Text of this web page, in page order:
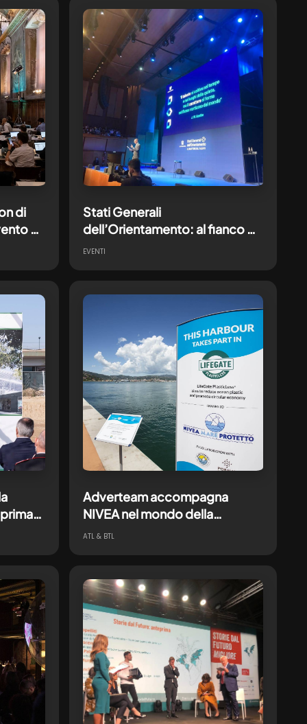
di
di
EVENTI
Stati Generali
dell’Orientamento: al fianco di
Confindustria per un evento
Fs
ATL & BTL
Adverteam accompagna
NIVEA nel mondo della
sostenibilità con LifeGate.